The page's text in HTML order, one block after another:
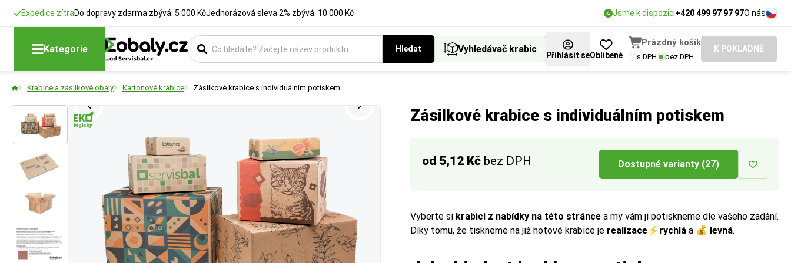
Expedice zítraDo dopravy zdarma zbývá: 5 000 KčJednorázová sleva 2% zbývá: 10 000 Kč Jsme k dispozici+420 499 97 97 97O nás
Kategorie Hledat Vyhledávač krabic
Přihlásit seOblíbené
Prázdný košík
s DPH bez DPH
K POKLADNĚ
Krabice a zásilkové obaly Kartonové krabice Zásilkové krabice s individuálním potiskem
Zásilkové krabice s individuálním potiskem
od 5,12 Kč bez DPH Dostupné varianty (27)
Vyberte si krabici z nabídky na této stránce a my vám ji potiskneme dle vašeho zadání.
Díky tomu, že tiskneme na již hotové krabice je realizace⚡ rychlá a 💰 levná.
Délka
Rozměry krabic
Šířka
Rozměry krabic
Výška
Rozměry krabic
Druh lepenky
Čím více vrstev (VVL), tím vyšší pevnost a nosnost krabice:
5VVL:
Těžší náklady, stěhování, vyšší ochrana.
Průmyslové využití a extrémní zatížení.
BUTTON: Více zde